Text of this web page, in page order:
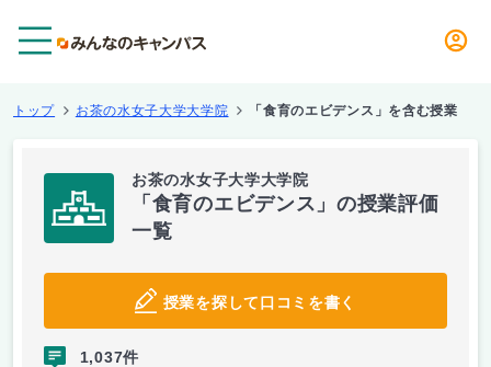
トップ お茶の水女子大学大学院 「食育のエビデンス」を含む授業
お茶の水女子大学大学院
「食育のエビデンス」の授業評価
一覧
授業を探して口コミを書く
1,037件